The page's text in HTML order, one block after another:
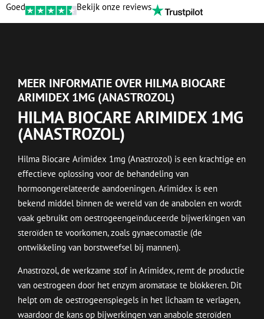
Goed Bekijk onze reviews
MEER INFORMATIE OVER HILMA BIOCARE
ARIMIDEX 1MG (ANASTROZOL)
HILMA BIOCARE ARIMIDEX 1MG
(ANASTROZOL)
Hilma Biocare Arimidex 1mg (Anastrozol) is een krachtige en
effectieve oplossing voor de behandeling van
hormoongerelateerde aandoeningen. Arimidex is een
bekend middel binnen de wereld van de anabolen en wordt
vaak gebruikt om oestrogeengeïnduceerde bijwerkingen van
steroïden te voorkomen, zoals gynaecomastie (de
ontwikkeling van borstweefsel bij mannen).
Anastrozol, de werkzame stof in Arimidex, remt de productie
van oestrogeen door het enzym aromatase te blokkeren. Dit
helpt om de oestrogeenspiegels in het lichaam te verlagen,
waardoor de kans op bijwerkingen van anabole steroïden